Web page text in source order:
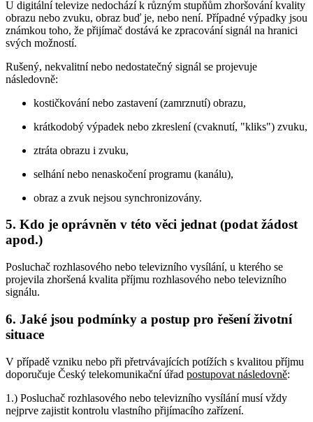
U digitální televize nedochází k různým stupňům zhoršování kvality
obrazu nebo zvuku, obraz buď je, nebo není. Případné výpadky jsou
známkou toho, že přijímač dostává ke zpracování signál na hranici
svých možností.
Rušený, nekvalitní nebo nedostatečný signál se projevuje
následovně:
kostičkování nebo zastavení (zamrznutí) obrazu,
krátkodobý výpadek nebo zkreslení (cvaknutí, "kliks") zvuku,
ztráta obrazu i zvuku,
selhání nebo nenaskočení programu (kanálu),
obraz a zvuk nejsou synchronizovány.
5. Kdo je oprávněn v této věci jednat (podat žádost
apod.)
Posluchač rozhlasového nebo televizního vysílání, u kterého se
projevila zhoršená kvalita příjmu rozhlasového nebo televizního
signálu.
6. Jaké jsou podmínky a postup pro řešení životní
situace
V případě vzniku nebo při přetrvávajících potížích s kvalitou příjmu
doporučuje Český telekomunikační úřad postupovat následovně:
1.) Posluchač rozhlasového nebo televizního vysílání musí vždy
nejprve zajistit kontrolu vlastního přijímacího zařízení.